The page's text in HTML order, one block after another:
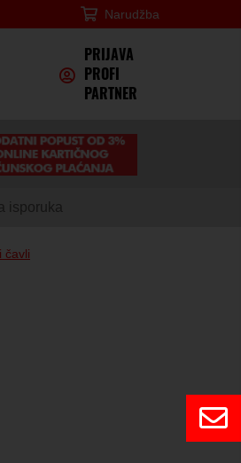
×
Narudžba
PRIJAVA
PROFI
PARTNER
isporuka
čavli